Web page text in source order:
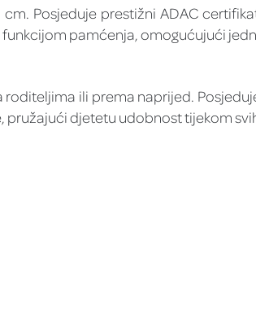
Posjeduje prestižni ADAC
pamćenja, omogućujući
ili prema naprijed.
djetetu udobnost tijekom